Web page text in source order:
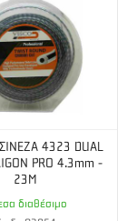
4323 DUAL
PRO 4.3mm -
23M
διαθέσιμο